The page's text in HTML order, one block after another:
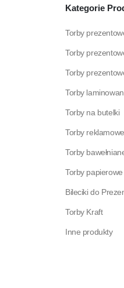
Kategorie
Torby
Torby
Torby
Torby
Torby na butelki
Torby reklamowe
Torby
Torby papierowe
Bileciki do
Torby Kraft
Inne produkty